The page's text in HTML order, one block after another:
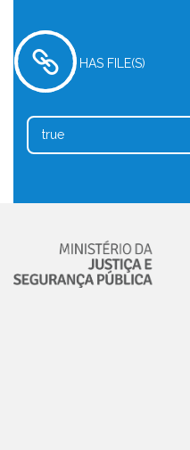
HAS FILE(S)
true